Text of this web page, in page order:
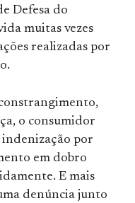
Defesa do
muitas vezes
realizadas por
o consumidor
por
em dobro
E mais
denúncia junto